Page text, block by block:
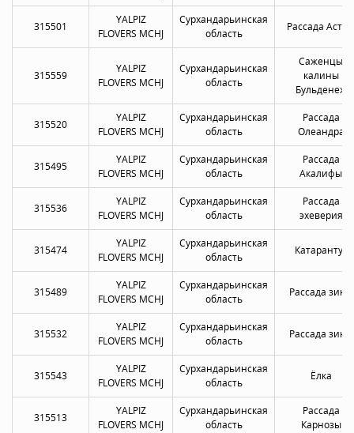
315501
YALPIZ
FLOVERS MCHJ
Сурхандарьинская
область
Рассада Астры
315559
YALPIZ
FLOVERS MCHJ
Сурхандарьинская
область
Саженцы
калины
Бульденеж
315520
YALPIZ
FLOVERS MCHJ
Сурхандарьинская
область
Рассада
Олеандра
315495
YALPIZ
FLOVERS MCHJ
Сурхандарьинская
область
Рассада
Акалифы
315536
YALPIZ
FLOVERS MCHJ
Сурхандарьинская
область
Рассада
эхеверия
315474
YALPIZ
FLOVERS MCHJ
Сурхандарьинская
область
Катарантус
315489
YALPIZ
FLOVERS MCHJ
Сурхандарьинская
область
Рассада зины
315532
YALPIZ
FLOVERS MCHJ
Сурхандарьинская
область
Рассада зины
315543
YALPIZ
FLOVERS MCHJ
Сурхандарьинская
область
Ёлка
315513
YALPIZ
FLOVERS MCHJ
Сурхандарьинская
область
Рассада
Карнозы